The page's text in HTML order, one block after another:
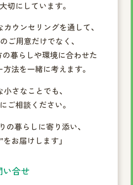
切にしています。
ウンセリングを通して、
ご用意だけでなく、
暮らしや環境に合わせた
法を一緒に考えます。
小さなことでも、
ご相談ください。
の暮らしに寄り添い、
をお届けします」
い合せ